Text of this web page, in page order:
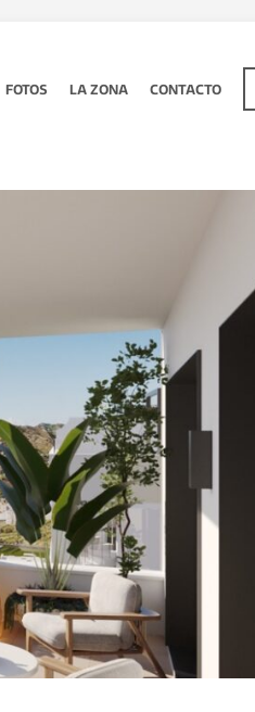
FOTOS LA ZONA CONTACTO